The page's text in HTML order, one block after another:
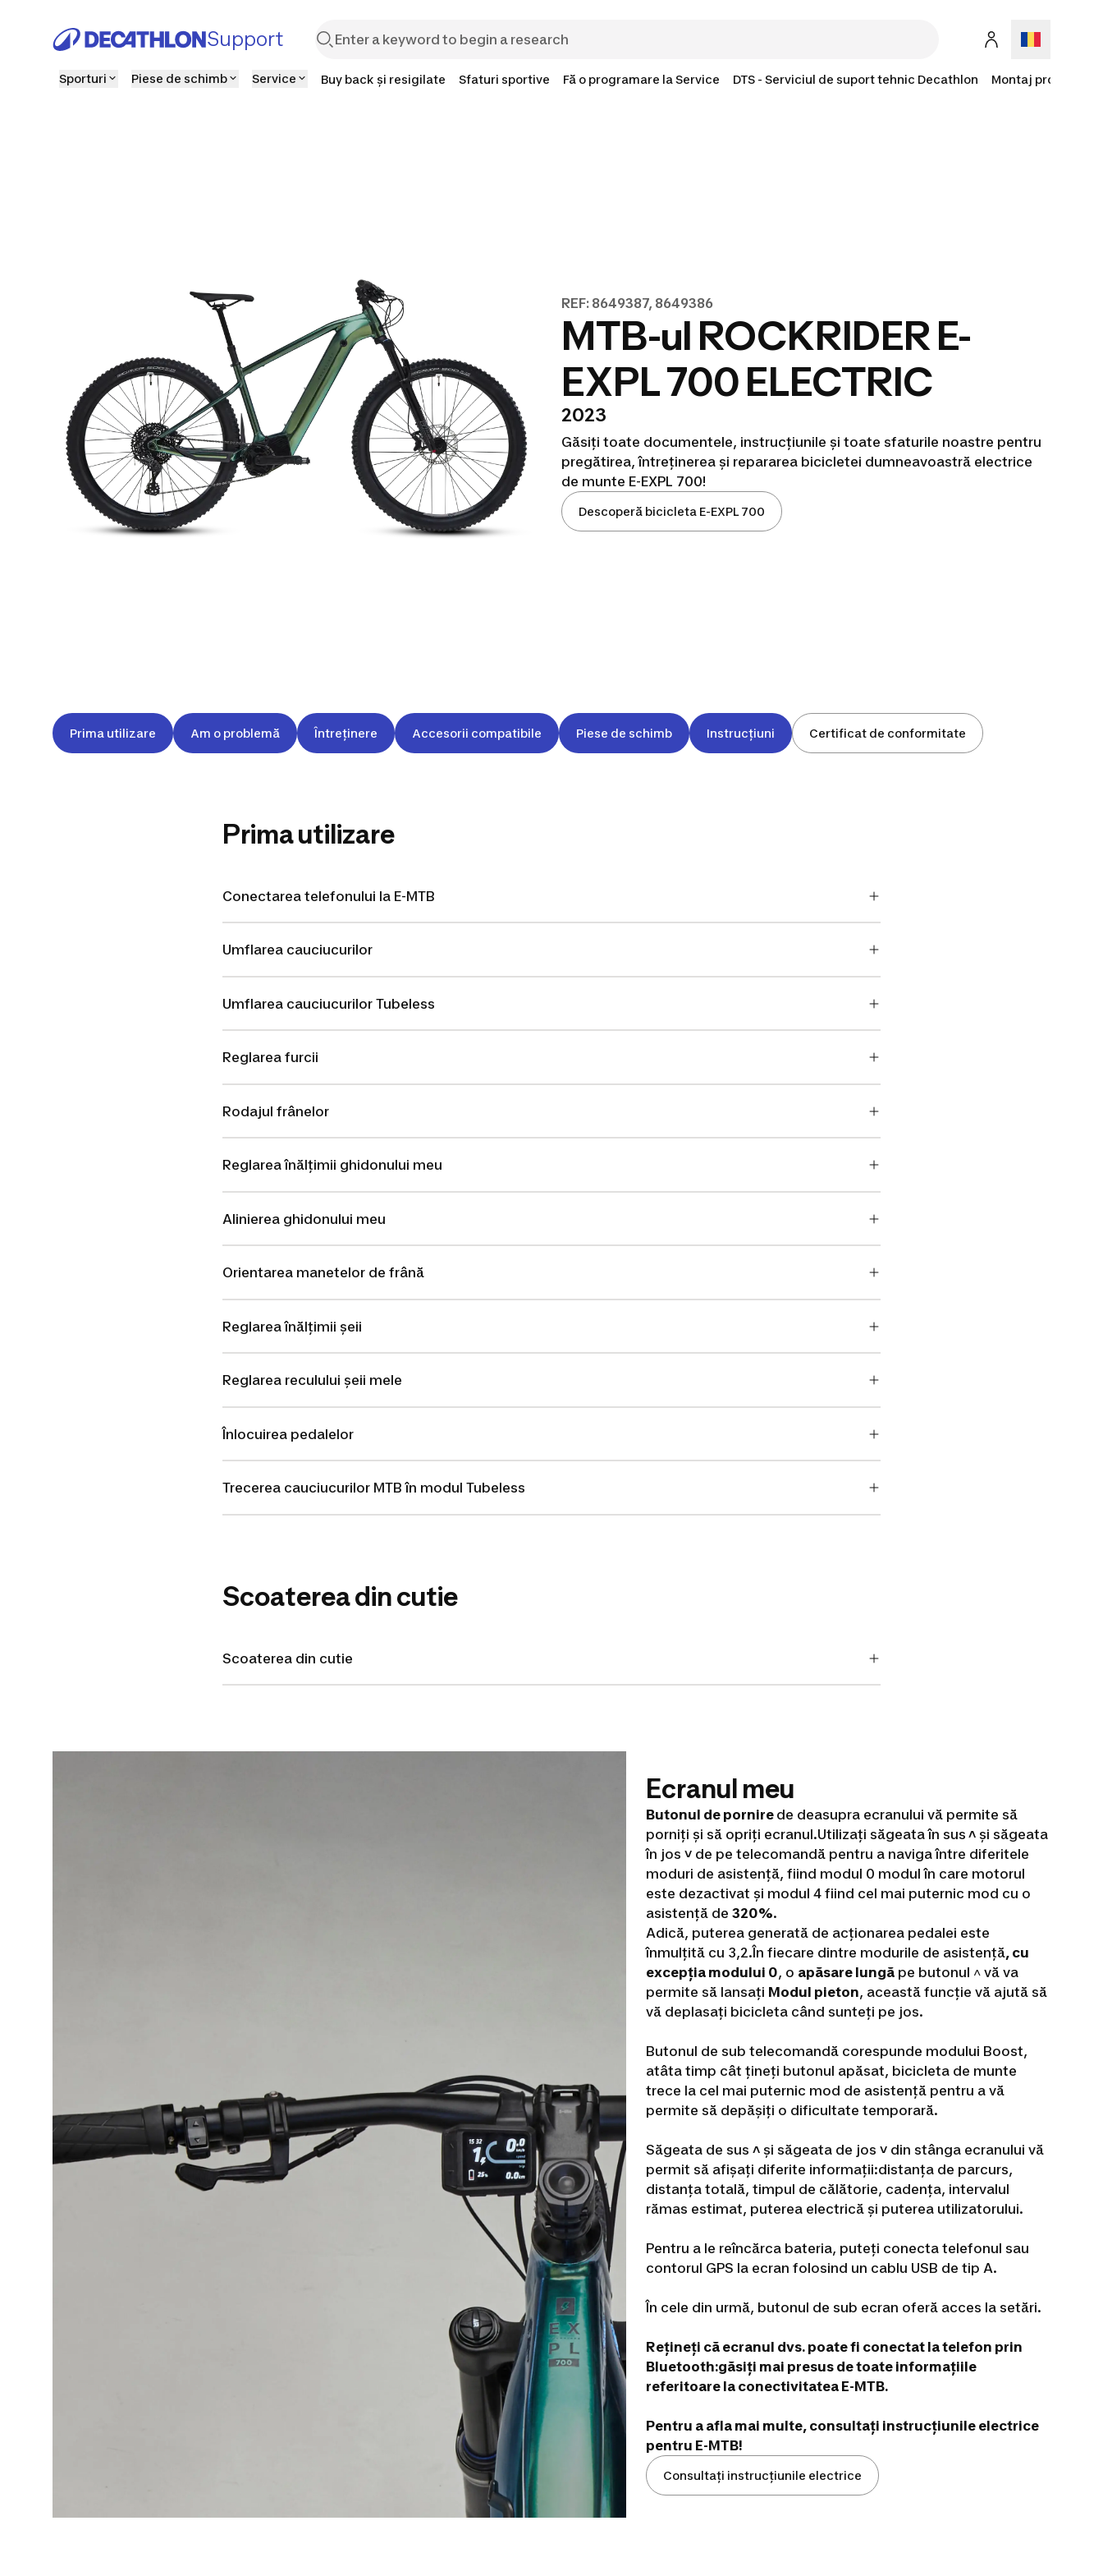
Support
Sporturi Piese de schimb Service Buy back și resigilate Sfaturi sportive Fă o programare la Service DTS - Serviciul de suport tehnic Decathlon Montaj produse la
REF: 8649387, 8649386
MTB-ul ROCKRIDER E-
EXPL 700 ELECTRIC
2023
Găsiți toate documentele, instrucțiunile și toate sfaturile noastre pentru
pregătirea, întreținerea și repararea bicicletei dumneavoastră electrice
de munte E-EXPL 700!
Descoperă bicicleta E-EXPL 700
Prima utilizare Am o problemă Întreținere Accesorii compatibile Piese de schimb Instrucțiuni Certificat de conformitate
Prima utilizare
Conectarea telefonului la E-MTB
Umflarea cauciucurilor
Umflarea cauciucurilor Tubeless
Reglarea furcii
Rodajul frânelor
Reglarea înălțimii ghidonului meu
Alinierea ghidonului meu
Orientarea manetelor de frână
Reglarea înălțimii șeii
Reglarea reculului șeii mele
Înlocuirea pedalelor
Trecerea cauciucurilor MTB în modul Tubeless
Scoaterea din cutie
Scoaterea din cutie
Ecranul meu
Butonul de pornire de deasupra ecranului vă permite să
porniți și să opriți ecranul.Utilizați săgeata în sus ˄ și săgeata
în jos˅ de pe telecomandă pentru a naviga între diferitele
moduri de asistență, fiind modul 0 modul în care motorul
este dezactivat și modul 4 fiind cel mai puternic mod cu o
asistență de320%.
Adică, puterea generată de acționarea pedalei este
înmulțită cu 3,2.În fiecare dintre modurile de asistență, cu
excepția modului 0, o apăsare lungă pe butonul ˄ vă va
permite să lansați Modul pieton, această funcție vă ajută să
vă deplasați bicicleta când sunteți pe jos.
Butonul de sub telecomandă corespunde modului Boost,
atâta timp cât țineți butonul apăsat, bicicleta de munte
trece la cel mai puternic mod de asistență pentru a vă
permite să depășiți o dificultate temporară.
Săgeata de sus˄ și săgeata de jos˅ din stânga ecranului vă
permit să afișați diferite informații:distanța de parcurs,
distanța totală, timpul de călătorie, cadența, intervalul
rămas estimat, puterea electrică și puterea utilizatorului.
Pentru a le reîncărca bateria, puteți conecta telefonul sau
contorul GPS la ecran folosind un cablu USB de tip A.
În cele din urmă, butonul de sub ecran oferă acces la setări.
Rețineți că ecranul dvs. poate fi conectat la telefon prin
Bluetooth:găsiți mai presus de toate informațiile
referitoare la conectivitatea E-MTB.
Pentru a afla mai multe, consultați instrucțiunile electrice
pentru E-MTB!
Consultați instrucțiunile electrice